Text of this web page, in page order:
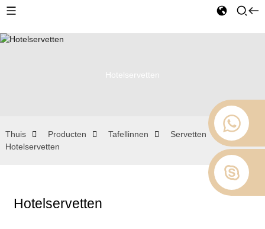
Hotelservetten
Thuis Producten Tafellinnen
Servetten
Hotelservetten
Hotelservetten